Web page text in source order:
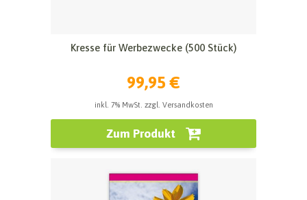
Kresse für Werbezwecke (500 Stück)
99,95 €
inkl. 7% MwSt. zzgl. Versandkosten
Zum Produkt